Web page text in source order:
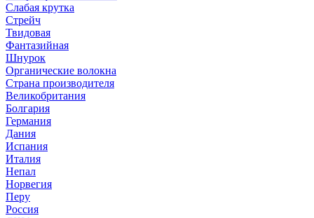
Слабая крутка
Стрейч
Твидовая
Фантазийная
Шнурок
Органические волокна
Страна производителя
Великобритания
Болгария
Германия
Дания
Испания
Италия
Непал
Норвегия
Перу
Россия